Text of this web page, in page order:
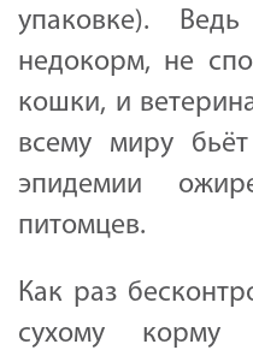
упаковке).
недокорм, не
кошки, и
всему миру
эпидемии
питомцев.
Как раз
сухому корму